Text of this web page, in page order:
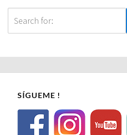
SÍGUEME !